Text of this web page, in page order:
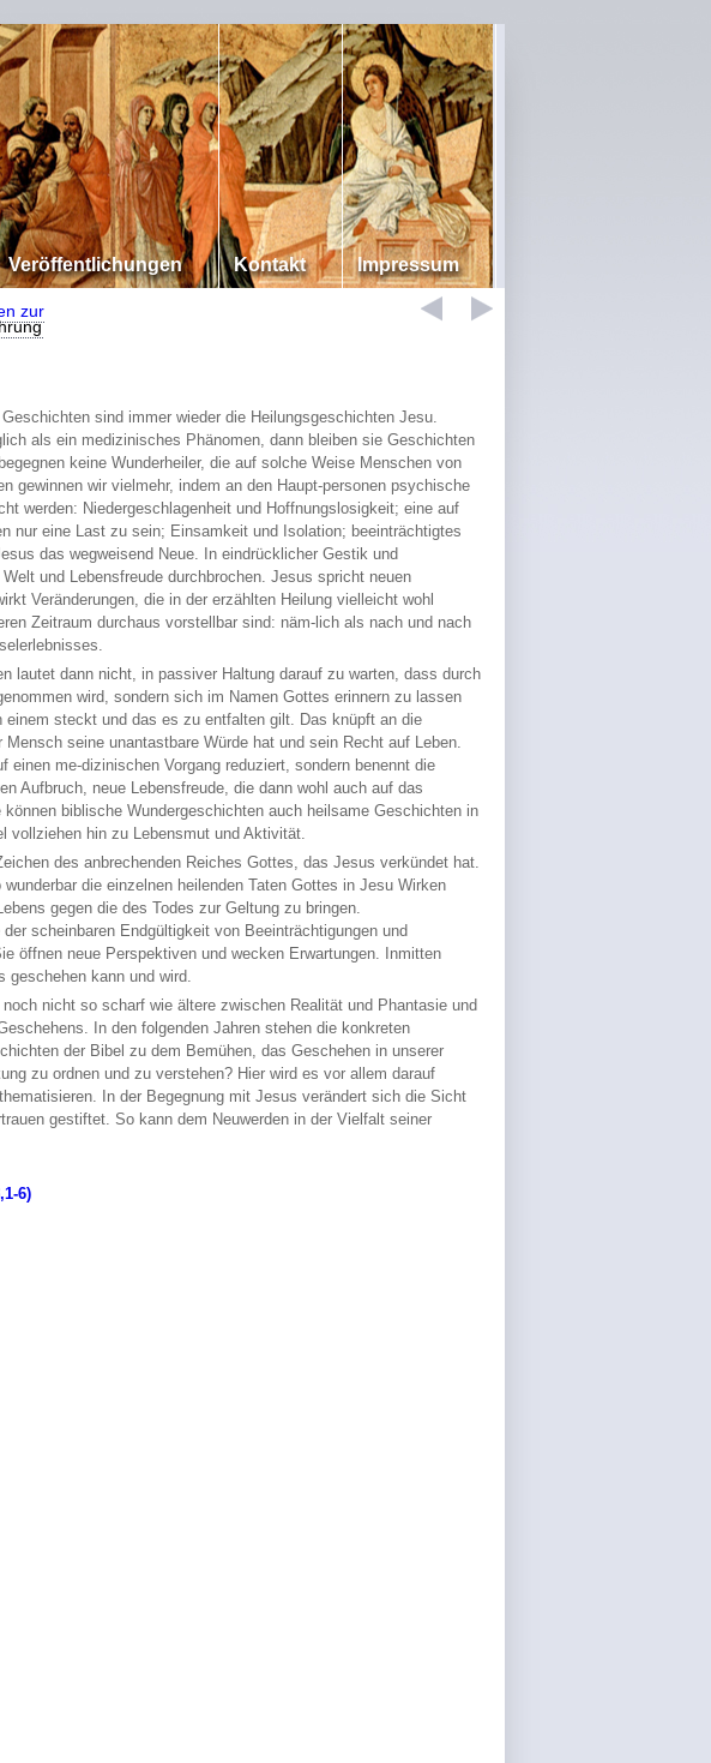
Veröffentlichungen Kontakt Impressum
zur
sind immer wieder die Heilungsgeschichten Jesu.
als ein medizinisches Phänomen, dann bleiben sie Geschichten
keine Wunderheiler, die auf solche Weise Menschen von
gewinnen wir vielmehr, indem an den Haupt-personen psychische
werden: Niedergeschlagenheit und Hoffnungslosigkeit; eine auf
nur eine Last zu sein; Einsamkeit und Isolation; beeinträchtigtes
das wegweisend Neue. In eindrücklicher Gestik und
und Lebensfreude durchbrochen. Jesus spricht neuen
Veränderungen, die in der erzählten Heilung vielleicht wohl
Zeitraum durchaus vorstellbar sind: näm-lich als nach und nach
lautet dann nicht, in passiver Haltung darauf zu warten, dass durch
wird, sondern sich im Namen Gottes erinnern zu lassen
steckt und das es zu entfalten gilt. Das knüpft an die
seine unantastbare Würde hat und sein Recht auf Leben.
me-dizinischen Vorgang reduziert, sondern benennt die
Aufbruch, neue Lebensfreude, die dann wohl auch auf das
biblische Wundergeschichten auch heilsame Geschichten in
vollziehen hin zu Lebensmut und Aktivität.
des anbrechenden Reiches Gottes, das Jesus verkündet hat.
die einzelnen heilenden Taten Gottes in Jesu Wirken
gegen die des Todes zur Geltung zu bringen.
scheinbaren Endgültigkeit von Beeinträchtigungen und
öffnen neue Perspektiven und wecken Erwartungen. Inmitten
geschehen kann und wird.
nicht so scharf wie ältere zwischen Realität und Phantasie und
In den folgenden Jahren stehen die konkreten
der Bibel zu dem Bemühen, das Geschehen in unserer
zu ordnen und zu verstehen? Hier wird es vor allem darauf
In der Begegnung mit Jesus verändert sich die Sicht
gestiftet. So kann dem Neuwerden in der Vielfalt seiner
6)